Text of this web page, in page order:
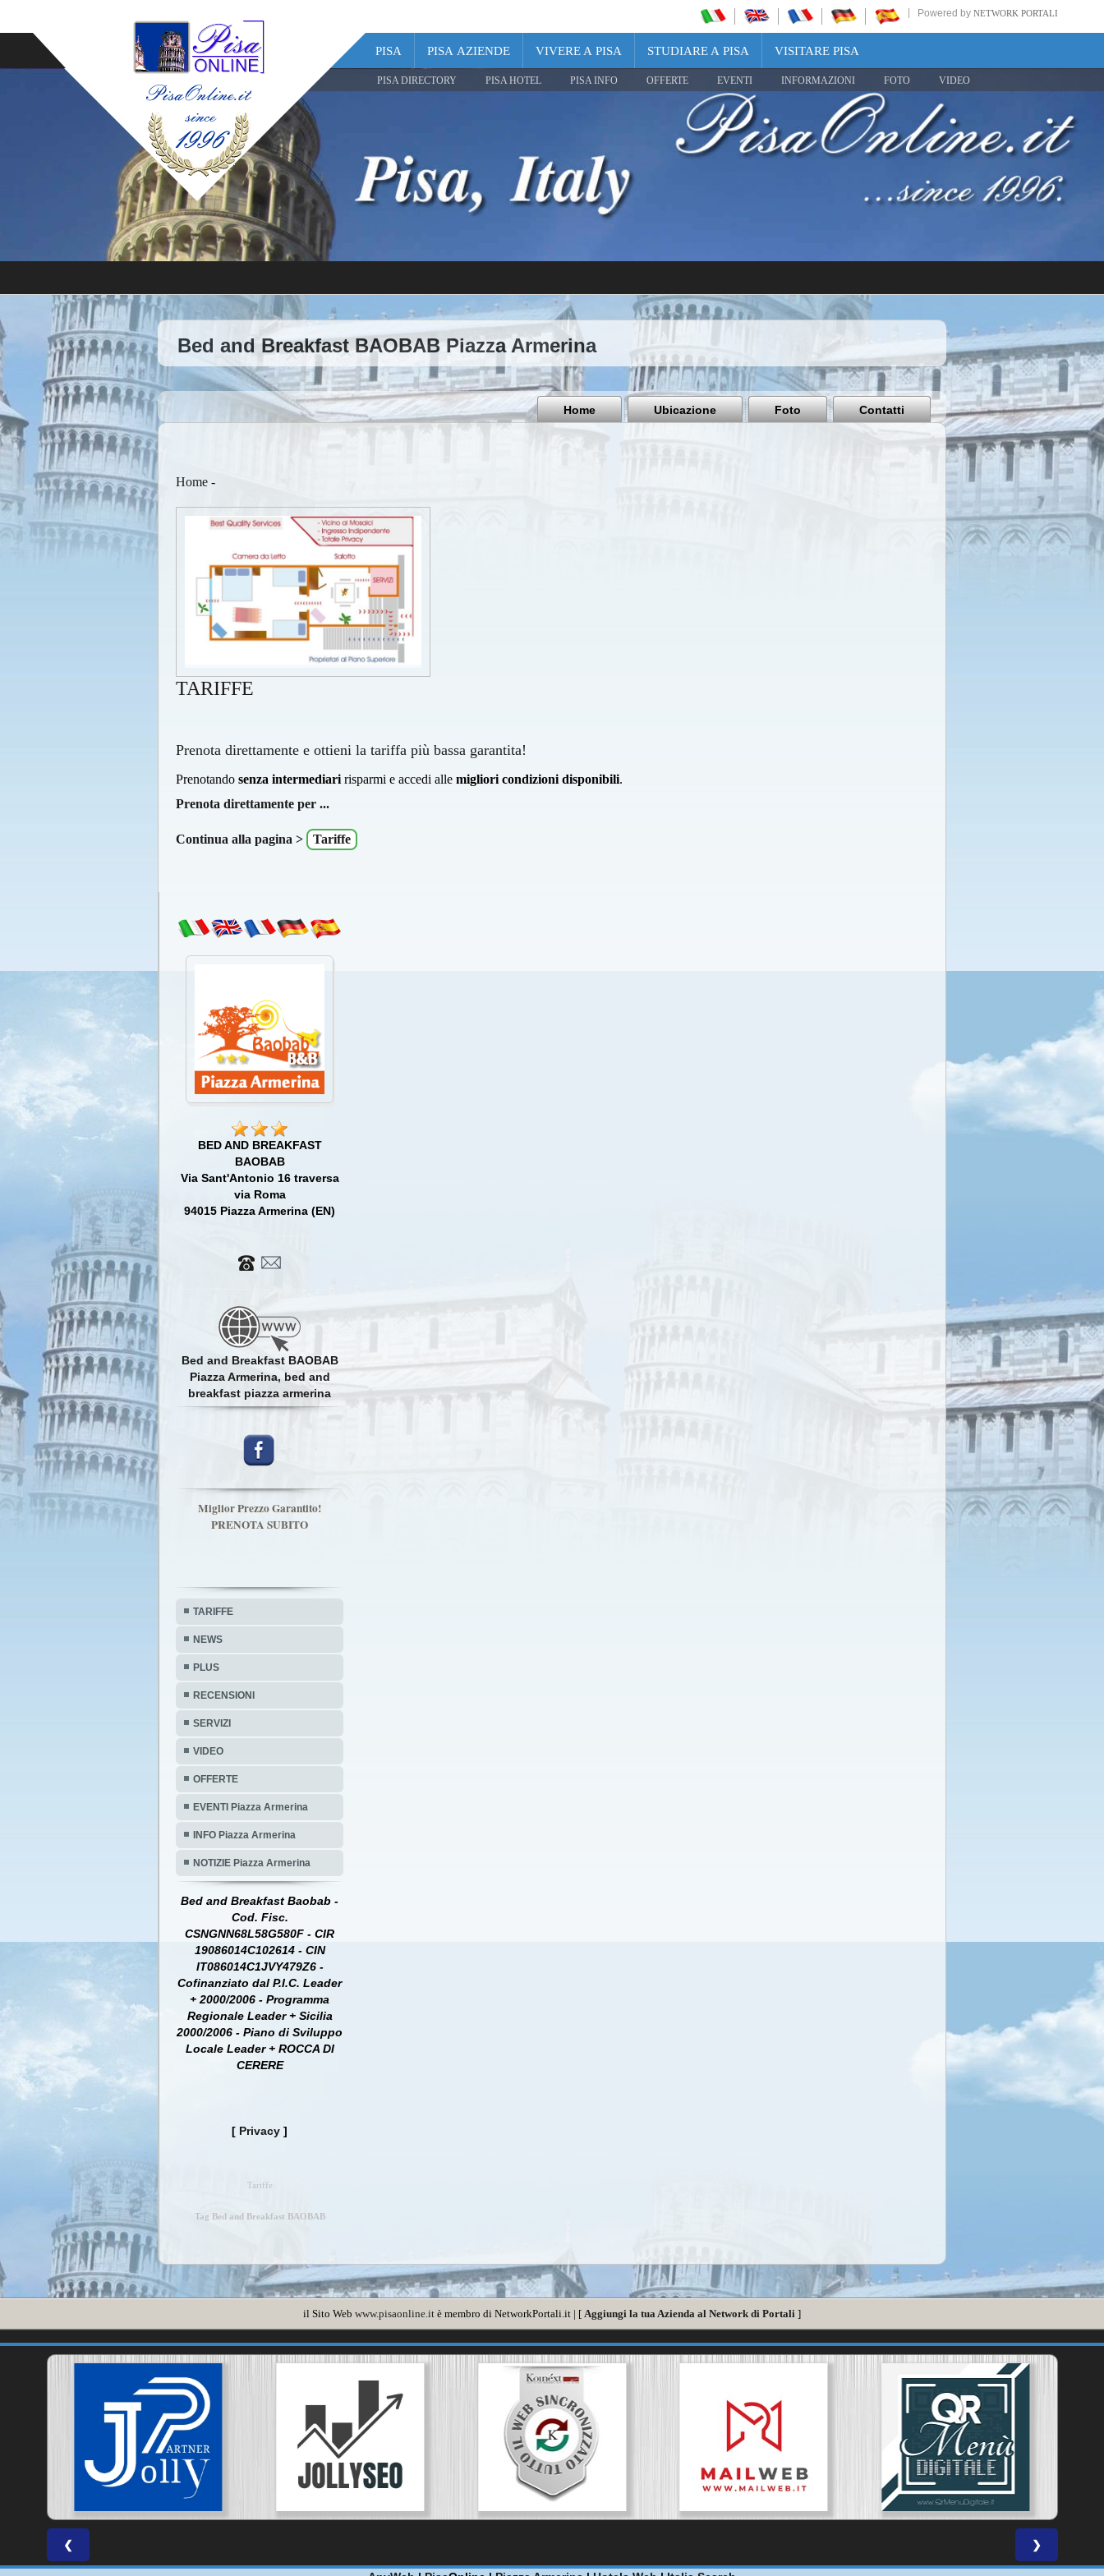
Powered by NETWORK PORTALI
PISA PISA AZIENDE VIVERE A PISA STUDIARE A PISA VISITARE PISA
PISA DIRECTORY PISA HOTEL PISA INFO OFFERTE EVENTI INFORMAZIONI FOTO VIDEO
Share
Pisa
Italy
Bed and Breakfast BAOBAB Piazza Armerina
Home Ubicazione Foto Contatti
Home -
TARIFFE
Prenota direttamente e ottieni la tariffa più bassa garantita!
Prenotando senza intermediari risparmi e accedi alle migliori condizioni disponibili.
Prenota direttamente per ...
Continua alla pagina > Tariffe
BED AND BREAKFAST
BAOBAB
Via Sant'Antonio 16 traversa
via Roma
94015 Piazza Armerina (EN)
Bed and Breakfast BAOBAB
Piazza Armerina, bed and
breakfast piazza armerina
Miglior Prezzo Garantito!
PRENOTA SUBITO
TARIFFE
NEWS
PLUS
RECENSIONI
SERVIZI
VIDEO
OFFERTE
EVENTI Piazza Armerina
INFO Piazza Armerina
NOTIZIE Piazza Armerina
Bed and Breakfast Baobab -
Cod. Fisc.
CSNGNN68L58G580F - CIR
19086014C102614 - CIN
IT086014C1JVY479Z6 -
Cofinanziato dal P.I.C. Leader
+ 2000/2006 - Programma
Regionale Leader + Sicilia
2000/2006 - Piano di Sviluppo
Locale Leader + ROCCA DI
CERERE
[ Privacy ]
Tariffe
Tag Bed and Breakfast BAOBAB
il Sito Web www.pisaonline.it è membro di NetworkPortali.it | [ Aggiungi la tua Azienda al Network di Portali ]
❮ ❯